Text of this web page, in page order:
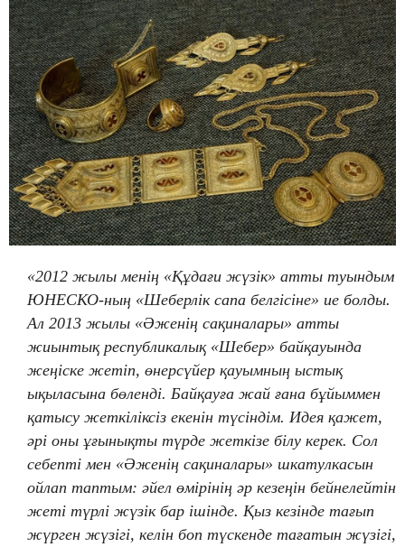
«2012 жылы менің «Құдағи жүзік» атты туындым
ЮНЕСКО-ның «Шеберлік сапа белгісіне» ие болды.
Ал 2013 жылы «Әженің сақиналары» атты
жиынтық республикалық «Шебер» байқауында
жеңіске жетіп, өнерсүйер қауымның ыстық
ықыласына бөленді. Байқауға жай ғана бұйыммен
қатысу жеткіліксіз екенін түсіндім. Идея қажет,
әрі оны ұғынықты түрде жеткізе білу керек. Сол
себепті мен «Әженің сақиналары» шкатулкасын
ойлап таптым: әйел өмірінің әр кезеңін бейнелейтін
жеті түрлі жүзік бар ішінде. Қыз кезінде тағып
жүрген жүзігі, келін боп түскенде тағатын жүзігі,